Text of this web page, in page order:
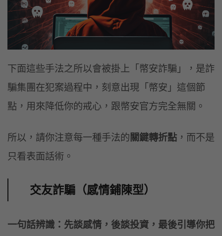
下面這些手法之所以會被掛上「幣安詐騙」，是詐
騙集團在犯案過程中，刻意出現「幣安」這個節
點，用來降低你的戒心，跟幣安官方完全無關。
所以，請你注意每一種手法的關鍵轉折點 ，而不是
只看表面話術。
交友詐騙（感情鋪陳型）
一句話辨識：先談感情，後談投資，最後引導你把